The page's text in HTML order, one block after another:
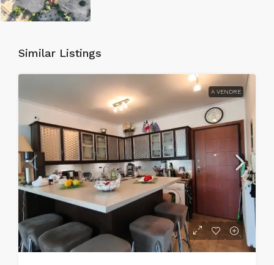
Similar Listings
A VENDRE